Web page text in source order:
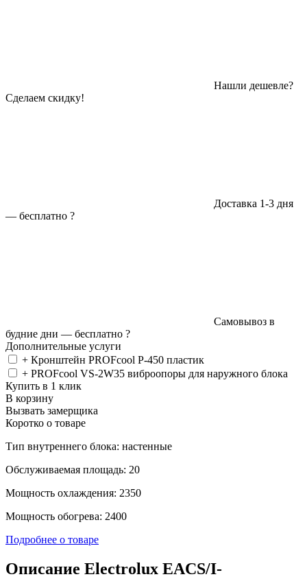
Нашли дешевле?
Сделаем скидку!
Доставка 1-3 дня
— бесплатно ?
Самовывоз в
будние дни — бесплатно ?
Дополнительные услуги
+ Кронштейн PROFcool P-450 пластик
+ PROFcool VS-2W35 виброопоры для наружного блока
Купить в 1 клик
В корзину
Вызвать замерщика
Коротко о товаре
Тип внутреннего блока: настенные
Обслуживаемая площадь: 20
Мощность охлаждения: 2350
Мощность обогрева: 2400
Подробнее о товаре
Описание Electrolux EACS/I-